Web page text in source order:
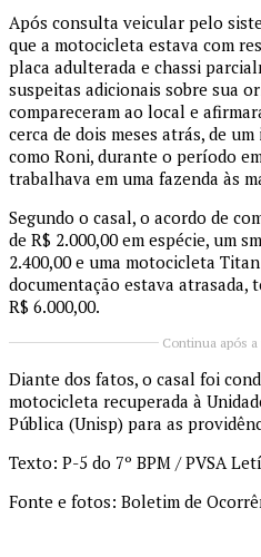
Após consulta veicular pelo
que a motocicleta estava com
placa adulterada e chassi
suspeitas adicionais sobre sua
compareceram ao local e
cerca de dois meses atrás, de
como Roni, durante o período
trabalhava em uma fazenda às
Segundo o casal, o acordo de
de R$ 2.000,00 em espécie, um
2.400,00 e uma motocicleta
documentação estava
R$ 6.000,00.
Continua após
Diante dos fatos, o casal foi
motocicleta recuperada à
Pública (Unisp) para as
Texto: P-5 do 7º BPM / PVSA
Fonte e fotos: Boletim de